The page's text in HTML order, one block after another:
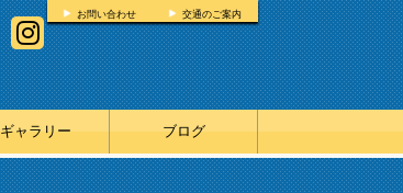
お問い合わせ 交通のご案内
ギャラリー ブログ